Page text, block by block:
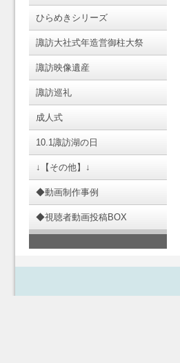
ひらめきシリーズ
諏訪大社式年造営御柱大祭
諏訪映像遺産
諏訪巡礼
成人式
10.1諏訪湖の日
↓【その他】↓
◆動画制作事例
◆視聴者動画投稿BOX